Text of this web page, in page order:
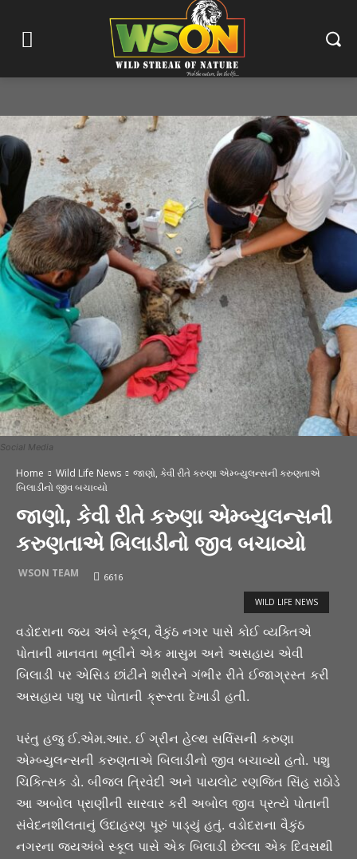
Social Media
Home Wild Life News
જાણો, કેવી રીતે કરુણા એમ્બ્યુલન્સની કરુણતાએ
બિલાડીનો જીવ બચાવ્યો
જાણો, કેવી રીતે કરુણા એમ્બ્યુલન્સની
કરુણતાએ બિલાડીનો જીવ બચાવ્યો
WSON TEAM 6616
WILD LIFE NEWS
વડોદરાના જય અંબે સ્કૂલ, વૈકુંઠ નગર પાસે કોઈ વ્યક્તિએ
પોતાની માનવતા ભૂલીને એક માસુમ અને અસહાય એવી
બિલાડી પર એસિડ છાંટીને શરીરને ગંભીર રીતે ઈજાગ્રસ્ત કરી
અસહાય પશુ પર પોતાની ક્રૂરતા દેખાડી હતી.
પરંતુ હજુ ઈ.એમ.આર. ઈ ગ્રીન હેલ્થ સર્વિસની કરુણા
એમ્બ્યુલન્સની કરુણતાએ બિલાડીનો જીવ બચાવ્યો હતો. પશુ
ચિકિત્સક ડો. બીજલ ત્રિવેદી અને પાયલોટ રણજિત સિંહ રાઠોડે
આ અબોલ પ્રાણીની સારવાર કરી અબોલ જીવ પ્રત્યે પોતાની
સંવેદનશીલતાનું ઉદાહરણ પૂરું પાડ્યું હતું. વડોદરાના વૈકુંઠ
નગરના જયઅંબે સ્કૂલ પાસે એક બિલાડી છેલ્લા એક દિવસથી